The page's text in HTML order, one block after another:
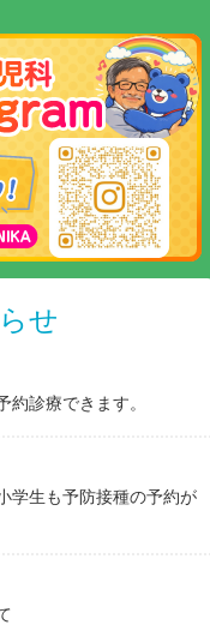
せ
約診療できます。
学生も予防接種の予約が